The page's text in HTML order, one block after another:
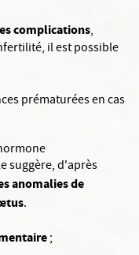
complications,
il est possible
prématurées en cas
suggère, d'après
anomalies de
.
;